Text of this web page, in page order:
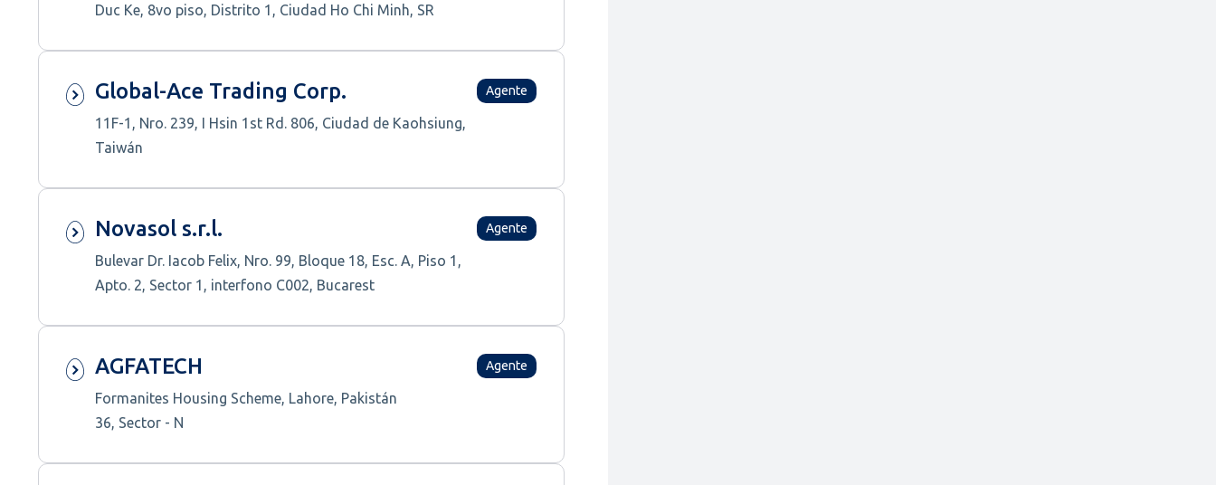
Duc Ke, 8vo piso, Distrito 1, Ciudad Ho Chi Minh, SR
Global-Ace Trading Corp.
11F-1, Nro. 239, I Hsin 1st Rd. 806, Ciudad de Kaohsiung,
Taiwán
Agente
Novasol s.r.l.
Bulevar Dr. Iacob Felix, Nro. 99, Bloque 18, Esc. A, Piso 1,
Apto. 2, Sector 1, interfono C002, Bucarest
Agente
AGFATECH
Formanites Housing Scheme, Lahore, Pakistán
36, Sector - N
Agente